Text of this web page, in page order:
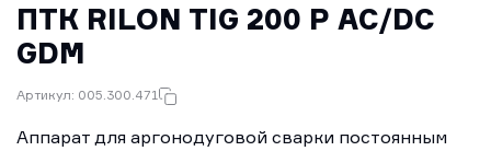
ПТК RILON TIG 200 P AC/DC
GDM
Артикул: 005.300.471
Аппарат для аргонодуговой сварки постоянным